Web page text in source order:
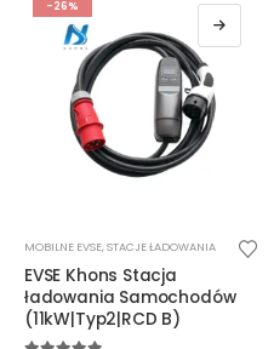
-26%
ma
wiele
MOBILNE EVSE,STACJE ŁADOWANIA
EVSE Khons Stacja
ładowania Samochodów
(11kW|Typ2|RCD B)